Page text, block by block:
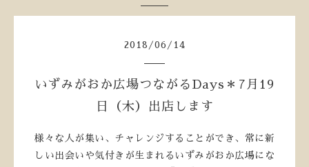
2018 /06 / 14
いずみがおか広場つながるDays＊7月19
日（木）出店します
様々な人が集い、チャレンジすることができ、常に新
しい出会いや気付きが生まれるいずみがおか広場にな